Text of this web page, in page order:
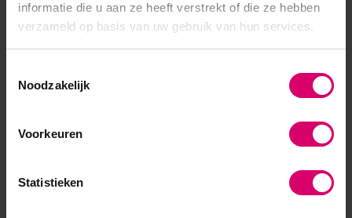
informatie die u aan ze heeft verstrekt of die ze hebben
verzameld op basis van uw gebruik van hun services.
Noodzakelijk
Voorkeuren
Statistieken